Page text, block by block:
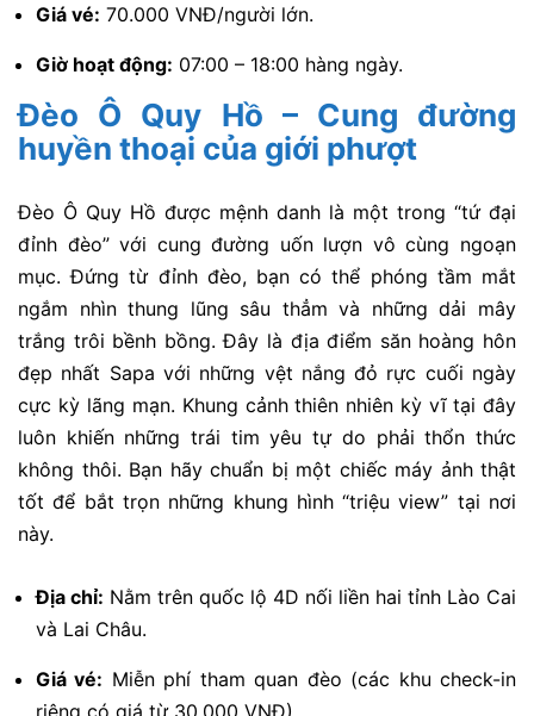
Giá vé: 70.000 VNĐ/người lớn.
Giờ hoạt động: 07:00 – 18:00 hàng ngày.
Đèo Ô Quy Hồ – Cung đường
huyền thoại của giới phượt
Đèo Ô Quy Hồ được mệnh danh là một trong “tứ đại
đỉnh đèo” với cung đường uốn lượn vô cùng ngoạn
mục. Đứng từ đỉnh đèo, bạn có thể phóng tầm mắt
ngắm nhìn thung lũng sâu thẳm và những dải mây
trắng trôi bềnh bồng. Đây là địa điểm săn hoàng hôn
đẹp nhất Sapa với những vệt nắng đỏ rực cuối ngày
cực kỳ lãng mạn. Khung cảnh thiên nhiên kỳ vĩ tại đây
luôn khiến những trái tim yêu tự do phải thổn thức
không thôi. Bạn hãy chuẩn bị một chiếc máy ảnh thật
tốt để bắt trọn những khung hình “triệu view” tại nơi
này.
Địa chỉ: Nằm trên quốc lộ 4D nối liền hai tỉnh Lào Cai
và Lai Châu.
Giá vé: Miễn phí tham quan đèo (các khu check-in
riêng có giá từ 30.000 VNĐ).